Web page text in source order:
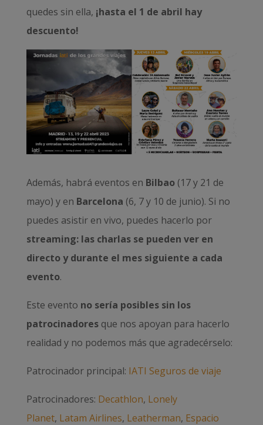
quedes sin ella, ¡hasta el 1 de abril hay
descuento!
Además, habrá eventos en Bilbao(17 y 21 de
mayo) y en Barcelona (6, 7 y 10 de junio). Si no
puedes asistir en vivo, puedes hacerlo por
streaming: las charlas se pueden ver en
directo y durante el mes siguiente a cada
evento.
Este evento no sería posibles sin los
patrocinadores que nos apoyan para hacerlo
realidad y no podemos más que agradecérselo:
Patrocinador principal: IATI Seguros de viaje
Patrocinadores: Decathlon, Lonely
Planet, Latam Airlines, Leatherman, Espacio